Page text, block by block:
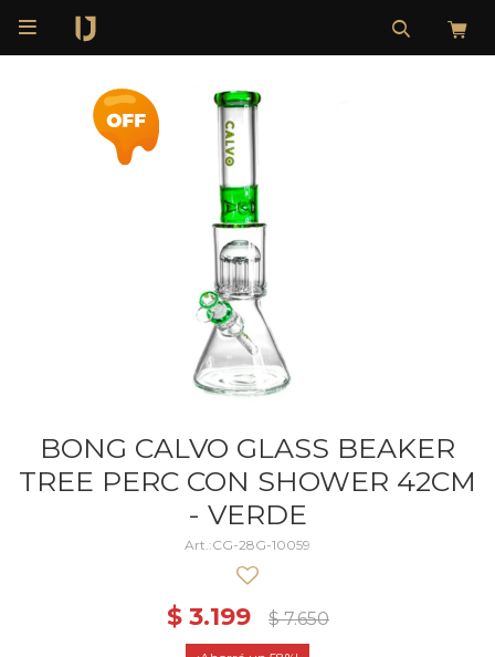

BONG CALVO GLASS BEAKER
TREE PERC CON SHOWER 42CM
- VERDE
CG-28G-10059
$ 3.199 $ 7.650